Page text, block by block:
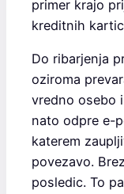
primer krajo
kreditnih
Do ribarjenja
oziroma
vredno osebo
nato odpre e-
katerem
povezavo.
posledic. To